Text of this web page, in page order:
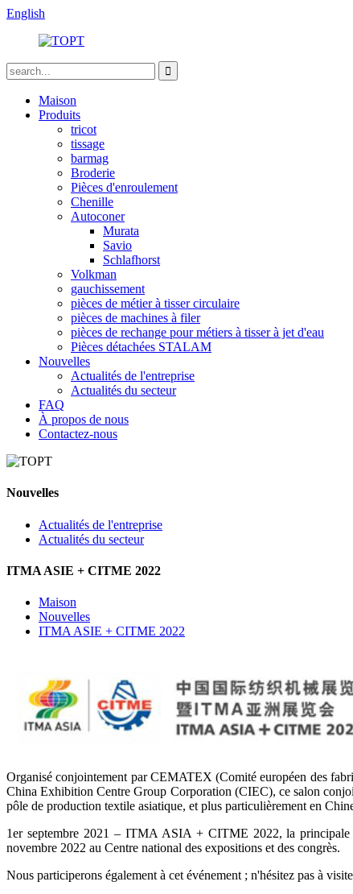
English
Maison
Produits
tricot
tissage
barmag
Broderie
Pièces d'enroulement
Chenille
Autoconer
Murata
Savio
Schlafhorst
Volkman
gauchissement
pièces de métier à tisser circulaire
pièces de machines à filer
pièces de rechange pour métiers à tisser à jet d'eau
Pièces détachées STALAM
Nouvelles
Actualités de l'entreprise
Actualités du secteur
FAQ
À propos de nous
Contactez-nous
Nouvelles
Actualités de l'entreprise
Actualités du secteur
ITMA ASIE + CITME 2022
Maison
Nouvelles
ITMA ASIE + CITME 2022
Organisé conjointement par CEMATEX (Comité européen des
China Exhibition Centre Group Corporation (CIEC), ce salon
pôle de production textile asiatique, et plus particulièrement en
1er septembre 2021 – ITMA ASIA + CITME 2022, la principale
novembre 2022 au Centre national des expositions et des congrès.
Nous participerons également à cet événement ; n'hésitez pas à